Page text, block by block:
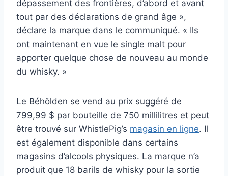
dépassement des frontières, d’abord et avant
tout par des déclarations de grand âge »,
déclare la marque dans le communiqué. « Ils
ont maintenant en vue le single malt pour
apporter quelque chose de nouveau au monde
du whisky. »
Le Béhôlden se vend au prix suggéré de
799,99 $ par bouteille de 750 millilitres et peut
être trouvé sur WhistlePig’s magasin en ligne. Il
est également disponible dans certains
magasins d’alcools physiques. La marque n’a
produit que 18 barils de whisky pour la sortie